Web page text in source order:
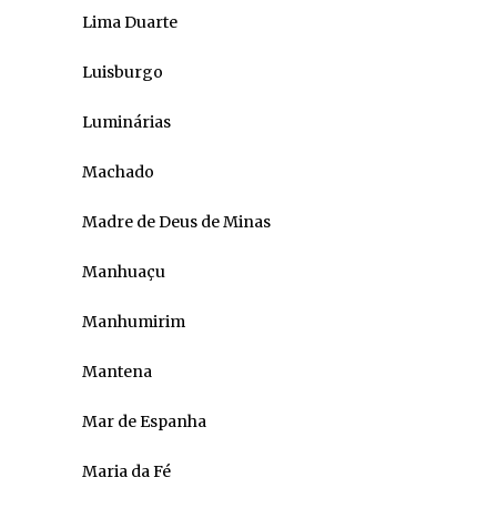
Lima Duarte
Luisburgo
Luminárias
Machado
Madre de Deus de Minas
Manhuaçu
Manhumirim
Mantena
Mar de Espanha
Maria da Fé